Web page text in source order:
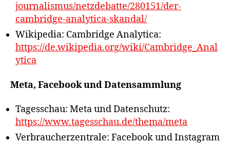
journalismus/netzdebatte/280151/der-
cambridge-analytica-skandal/
Wikipedia: Cambridge Analytica:
https://de.wikipedia.org/wiki/Cambridge_Anal
ytica
Meta, Facebook und Datensammlung
Tagesschau: Meta und Datenschutz:
https://www.tagesschau.de/thema/meta
Verbraucherzentrale: Facebook und Instagram